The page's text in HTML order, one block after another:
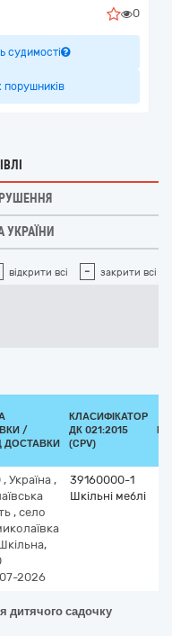
0
судимості
порушників
відкрити всі - закрити всі
/
ДОСТАВКИ
КЛАСИФІКАТОР
ДК 021:2015
(CPV)
, Україна ,
, село
2026
39160000-1
Шкільні меблі
дитячого садочку